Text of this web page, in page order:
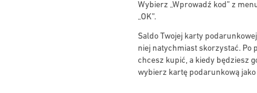
Wybierz „Wprowadź kod” z
„OK”.
Saldo Twojej karty
niej natychmiast skorzystać. Po
chcesz kupić, a kiedy będziesz
wybierz kartę podarunkową jako